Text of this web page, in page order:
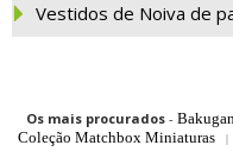
Vestidos de Noiva de
Os mais procurados-
Coleção Matchbox Miniaturas
|